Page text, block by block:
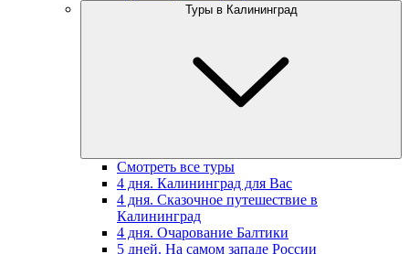
Туры в Калининград
Смотреть все туры
4 дня. Калининград для Вас
4 дня. Сказочное путешествие в
Калининград
4 дня. Очарование Балтики
5 дней. На самом западе России